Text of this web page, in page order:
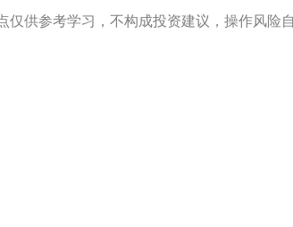
仅供参考学习，不构成投资建议，操作风险自